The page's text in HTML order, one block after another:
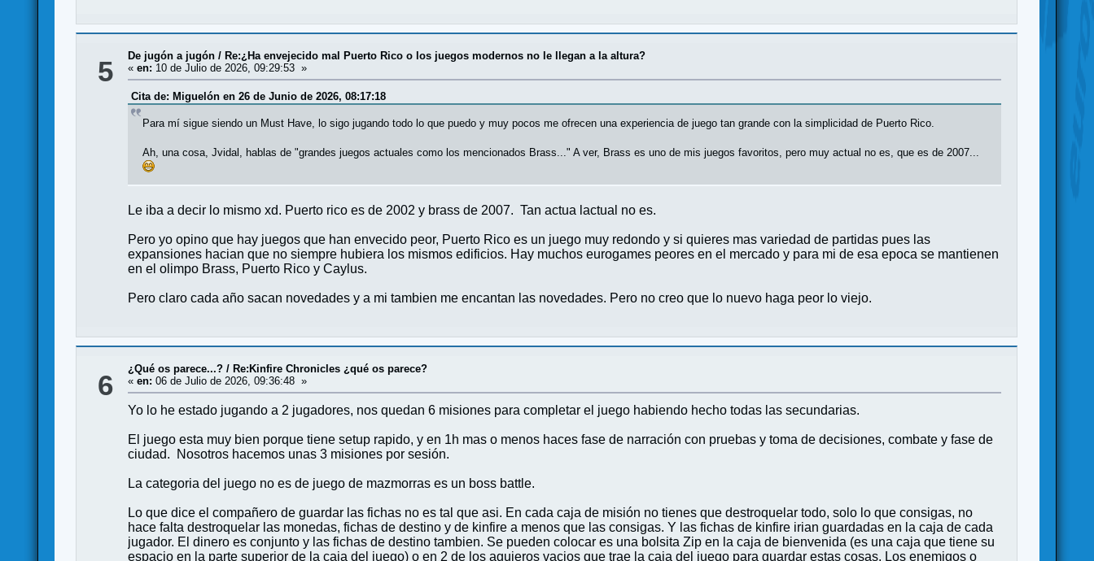
5 De jugón a jugón /Re:¿Ha envejecido mal Puerto Rico o los juegos modernos no le llegan a la altura?
«en: 10 de Julio de 2026, 09:29:53 »
Cita de: Miguelón en 26 de Junio de 2026, 08:17:18
Para mí sigue siendo un Must Have, lo sigo jugando todo lo que puedo y muy pocos me ofrecen una experiencia de juego tan grande con la simplicidad de Puerto Rico.
Ah, una cosa, Jvidal, hablas de "grandes juegos actuales como los mencionados Brass..." A ver, Brass es uno de mis juegos favoritos, pero muy actual no es, que es de 2007...
Le iba a decir lo mismo xd. Puerto rico es de 2002 y brass de 2007. Tan actua lactual no es.
Pero yo opino que hay juegos que han envecido peor, Puerto Rico es un juego muy redondo y si quieres mas variedad de partidas pues las
expansiones hacian que no siempre hubiera los mismos edificios. Hay muchos eurogames peores en el mercado y para mi de esa epoca se mantienen
en el olimpo Brass, Puerto Rico y Caylus.
Pero claro cada año sacan novedades y a mi tambien me encantan las novedades. Pero no creo que lo nuevo haga peor lo viejo.
6 ¿Qué os parece...? / Re:Kinfire Chronicles ¿qué os parece?
«en: 06 de Julio de 2026, 09:36:48 »
Yo lo he estado jugando a 2 jugadores, nos quedan 6 misiones para completar el juego habiendo hecho todas las secundarias.
El juego esta muy bien porque tiene setup rapido, y en 1h mas o menos haces fase de narración con pruebas y toma de decisiones, combate y fase de
ciudad. Nosotros hacemos unas 3 misiones por sesión.
La categoria del juego no es de juego de mazmorras es un boss battle.
Lo que dice el compañero de guardar las fichas no es tal que asi. En cada caja de misión no tienes que destroquelar todo, solo lo que consigas, no
hace falta destroquelar las monedas, fichas de destino y de kinfire a menos que las consigas. Y las fichas de kinfire irian guardadas en la caja de cada
jugador. El dinero es conjunto y las fichas de destino tambien. Se pueden colocar es una bolsita Zip en la caja de bienvenida (es una caja que tiene su
espacio en la parte superior de la caja del juego) o en 2 de los agujeros vacios que trae la caja del juego para guardar estas cosas. Los enemigos o